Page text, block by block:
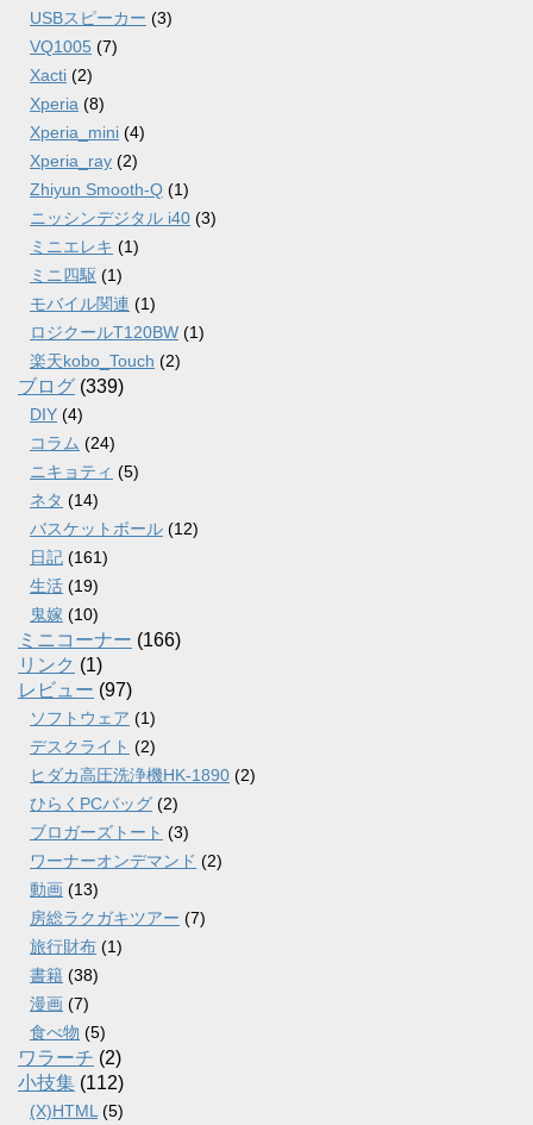
USBスピーカー (3)
VQ1005 (7)
Xacti (2)
Xperia (8)
Xperia_mini (4)
Xperia_ray (2)
Zhiyun Smooth-Q (1)
ニッシンデジタル i40 (3)
ミニエレキ (1)
ミニ四駆 (1)
モバイル関連 (1)
ロジクールT120BW (1)
楽天kobo_Touch (2)
ブログ (339)
DIY (4)
コラム (24)
ニキョティ (5)
ネタ (14)
バスケットボール (12)
日記 (161)
生活 (19)
鬼嫁 (10)
ミニコーナー (166)
リンク (1)
レビュー (97)
ソフトウェア (1)
デスクライト (2)
ヒダカ高圧洗浄機HK-1890 (2)
ひらくPCバッグ (2)
ブロガーズトート (3)
ワーナーオンデマンド (2)
動画 (13)
房総ラクガキツアー (7)
旅行財布 (1)
書籍 (38)
漫画 (7)
食べ物 (5)
ワラーチ (2)
小技集 (112)
(X)HTML (5)